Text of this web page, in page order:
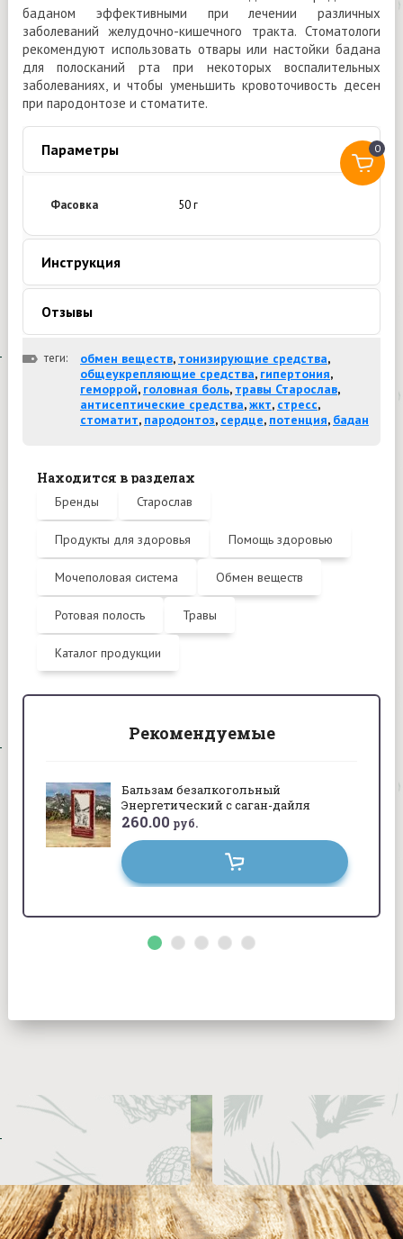
баданом эффективными при лечении различных
заболеваний желудочно-кишечного тракта. Стоматологи
рекомендуют использовать отвары или настойки бадана
для полосканий рта при некоторых воспалительных
заболеваниях, и чтобы уменьшить кровоточивость десен
при пародонтозе и стоматите.
Параметры
Фасовка 50 г
Инструкция
Отзывы
теги: обмен веществ, тонизирующие средства,
общеукрепляющие средства, гипертония,
геморрой, головная боль, травы Старослав,
антисептические средства,жкт, стресс,
стоматит, пародонтоз, сердце, потенция, бадан
Находится в разделах
Бренды Старослав
Продукты для здоровья Помощь здоровью
Мочеполовая система Обмен веществ
Ротовая полость Травы
Каталог продукции
Рекомендуемые
Бальзам безалкогольный
Энергетический с саган-дайля
260.00 руб.
0